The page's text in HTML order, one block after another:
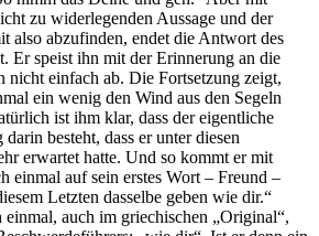
zu widerlegenden Aussage und der
also abzufinden, endet die Antwort des
Er speist ihn mit der Erinnerung an die
nicht einfach ab. Die Fortsetzung zeigt,
ein wenig den Wind aus den Segeln
ist ihm klar, dass der eigentliche
besteht, dass er unter diesen
erwartet hatte. Und so kommt er mit
einmal auf sein erstes Wort – Freund –
Letzten dasselbe geben wie dir.“
einmal, auch im griechischen „Original“,